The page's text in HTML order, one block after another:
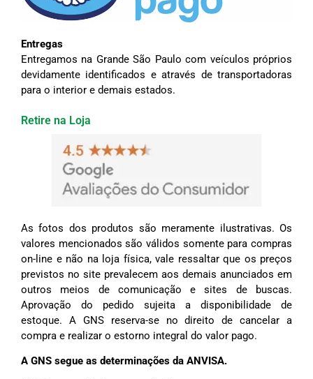
Entregas
Entregamos na Grande São Paulo com veículos próprios
devidamente identificados e através de transportadoras
para o interior e demais estados.
Retire na Loja
As fotos dos produtos são meramente ilustrativas. Os
valores mencionados são válidos somente para compras
on-line e não na loja física, vale ressaltar que os preços
previstos no site prevalecem aos demais anunciados em
outros meios de comunicação e sites de buscas.
Aprovação do pedido sujeita a disponibilidade de
estoque. A GNS reserva-se no direito de cancelar a
compra e realizar o estorno integral do valor pago.
A GNS segue as determinações da ANVISA.